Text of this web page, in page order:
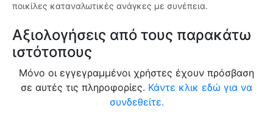
ποικίλες καταναλωτικές ανάγκες με συνέπεια.
Αξιολογήσεις από τους παρακάτω
ιστότοπους
Μόνο οι εγγεγραμμένοι χρήστες έχουν πρόσβαση
σε αυτές τις πληροφορίες. Κάντε κλικ εδώ για να
συνδεθείτε.